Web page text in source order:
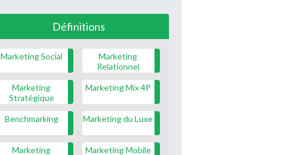
Définitions
Marketing Social
Marketing
Relationnel
Marketing
Stratégique
Marketing Mix 4P
Benchmarking Marketing du Luxe
Marketing
Marketing Mobile